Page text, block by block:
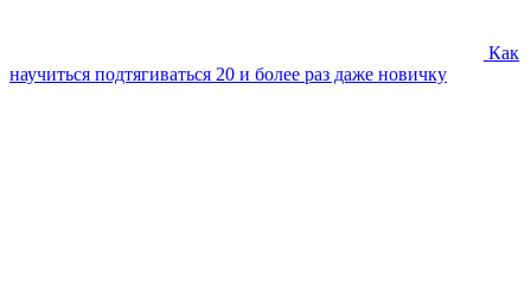
Как
научиться подтягиваться 20 и более раз даже новичку